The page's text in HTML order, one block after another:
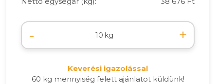
- kg +
Keverési igazolással
60 kg mennyiség felett ajánlatot küldünk!